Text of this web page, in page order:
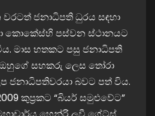
ජනාධිපති ධුරය සඳහා
කොකේස්හි පස්වන ස්ථානයට
මාස හතකට පසු ජනාධිපති
ඔහුගේ සහකරු ලෙස තෝරා
ජනාධිපතිවරයා බවට පත් විය.
කුප්‍රකට “බියර් සමුළුවේට”